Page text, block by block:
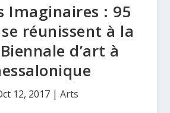
Imaginaires : 95
réunissent à la
d’art à
12, 2017| Arts